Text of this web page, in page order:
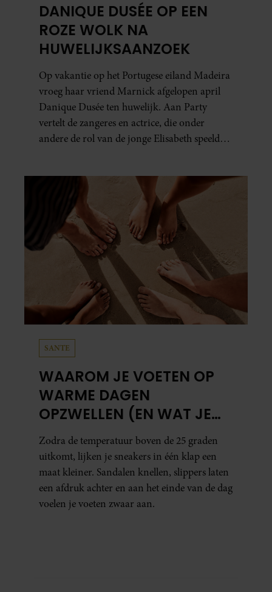
DANIQUE DUSÉE OP EEN
ROZE WOLK NA
HUWELIJKSAANZOEK
Op vakantie op het Portugese eiland Madeira
vroeg haar vriend Marnick afgelopen april
Danique Dusée ten huwelijk. Aan Party
vertelt de zangeres en actrice, die onder
andere de rol van de jonge Elisabeth speelde
SANTE
WAAROM JE VOETEN OP
WARME DAGEN
OPZWELLEN (EN WAT JE
ERAAN KUNT DOEN)
Zodra de temperatuur boven de 25 graden
uitkomt, lijken je sneakers in één klap een
maat kleiner. Sandalen knellen, slippers laten
een afdruk achter en aan het einde van de dag
voelen je voeten zwaar aan.